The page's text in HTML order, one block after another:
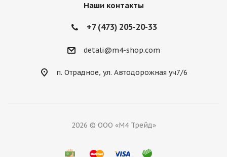
Наши контакты
+7 (473) 205-20-33
detali@m4-shop.com
п. Отрадное, ул. Автодорожная уч7/6
2026 © ООО «М4 Трейд»